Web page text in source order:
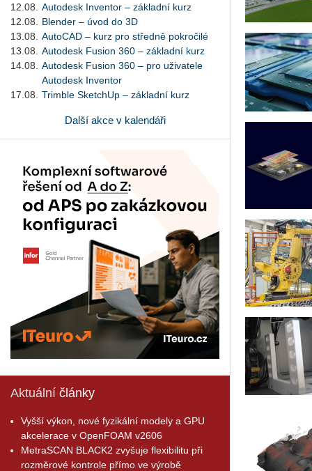
12.08.
Autodesk Inventor – základní kurz
12.08.
Blender – úvod do 3D
13.08.
AutoCAD – kurz pro středně pokročilé
13.08.
Autodesk Fusion 360 – základní kurz
14.08.
Autodesk Fusion 360 – pro uživatele
Autodesk Inventor
17.08.
Trimble SketchUp – základní kurz
Další akce v kalendáři
Aktuální články
Vyšší výkon, nové fyzikální modely a GPU
akcelerace v OpenFOAM v2606
MetraSCAN BLACK2 zvyšuje flexibilitu při
rozměrové kontrole přímo ve výrobě